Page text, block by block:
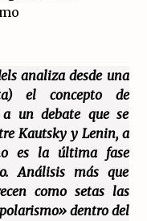
y sus dos proyectos
de la
Marxistas (FIM)
las izquierdas» es un
analiza desde una
el concepto de
un debate que se
Kautsky y Lenin, a
es la última fase
Análisis más que
como setas las
dentro del